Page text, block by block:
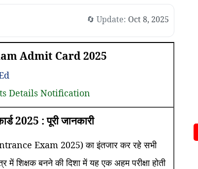
🔄 Update: Oct 8, 2025
Admit Card 2025
Details Notification
2025 : पूरी जानकारी
Exam 2025) का इंतजार कर रहे सभी
में शिक्षक बनने की दिशा में यह एक अहम परीक्षा होती